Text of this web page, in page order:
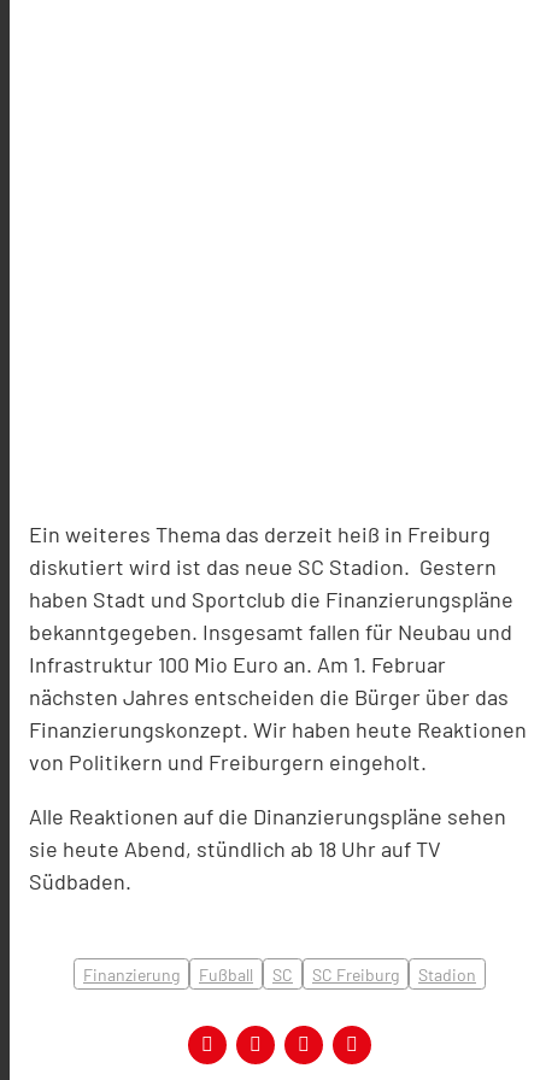
Ein weiteres Thema das derzeit heiß in Freiburg
diskutiert wird ist das neue SC Stadion. Gestern
haben Stadt und Sportclub die Finanzierungspläne
bekanntgegeben. Insgesamt fallen für Neubau und
Infrastruktur 100 Mio Euro an. Am 1. Februar
nächsten Jahres entscheiden die Bürger über das
Finanzierungskonzept. Wir haben heute Reaktionen
von Politikern und Freiburgern eingeholt.
Alle Reaktionen auf die Dinanzierungspläne sehen
sie heute Abend, stündlich ab 18 Uhr auf TV
Südbaden.
Finanzierung Fußball SC SC Freiburg Stadion